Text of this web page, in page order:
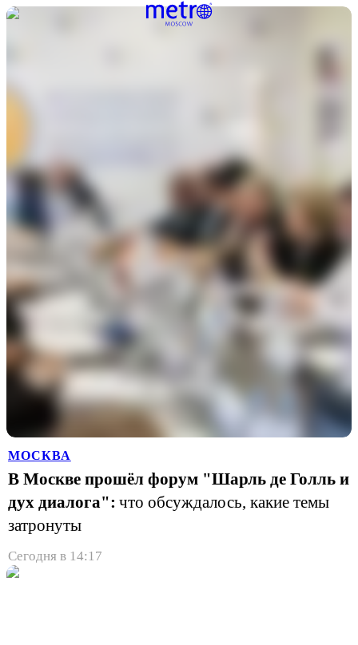
МОСКВА
В Москве прошёл форум "Шарль де Голль и
дух диалога": что обсуждалось, какие темы
затронуты
Сегодня в 14:17